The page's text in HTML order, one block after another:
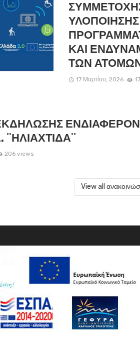
ΚΑΙ
ΤΩΝ
17 Μαρτίου, 2026
206 views
View all